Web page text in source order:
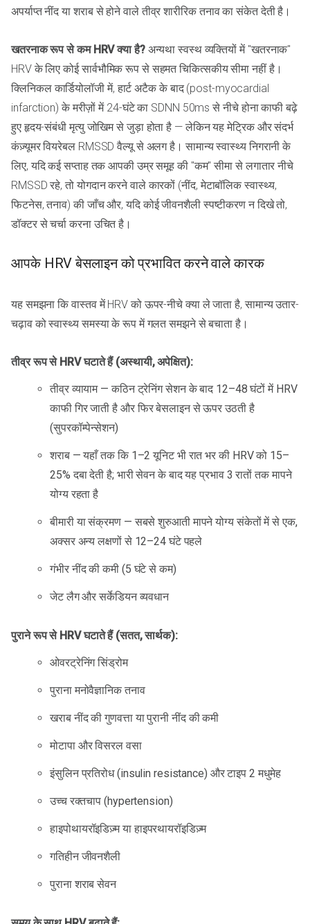
अपर्याप्त नींद या शराब से होने वाले तीव्र शारीरिक तनाव का संकेत देती है।
खतरनाक रूप से कम HRV क्या है?अन्यथा स्वस्थ व्यक्तियों में "खतरनाक"
HRV के लिए कोई सार्वभौमिक रूप से सहमत चिकित्सकीय सीमा नहीं है।
क्लिनिकल कार्डियोलॉजी में, हार्ट अटैक के बाद (post-myocardial
infarction) के मरीज़ों में 24-घंटे का SDNN 50ms से नीचे होना काफी बढ़े
हुए हृदय-संबंधी मृत्यु जोखिम से जुड़ा होता है — लेकिन यह मेट्रिक और संदर्भ
कंज़्यूमर वियरेबल RMSSD वैल्यू से अलग है। सामान्य स्वास्थ्य निगरानी के
लिए, यदि कई सप्ताह तक आपकी उम्र समूह की "कम" सीमा से लगातार नीचे
RMSSD रहे, तो योगदान करने वाले कारकों (नींद, मेटाबॉलिक स्वास्थ्य,
फिटनेस, तनाव) की जाँच और, यदि कोई जीवनशैली स्पष्टीकरण न दिखे तो,
डॉक्टर से चर्चा करना उचित है।
आपके HRV बेसलाइन को प्रभावित करने वाले कारक
यह समझना कि वास्तव में HRV को ऊपर-नीचे क्या ले जाता है, सामान्य उतार-
चढ़ाव को स्वास्थ्य समस्या के रूप में गलत समझने से बचाता है।
तीव्र रूप से HRV घटाते हैं (अस्थायी, अपेक्षित):
तीव्र व्यायाम — कठिन ट्रेनिंग सेशन के बाद 12–48 घंटों में HRV
काफी गिर जाती है और फिर बेसलाइन से ऊपर उठती है
(सुपरकॉम्पेन्सेशन)
शराब — यहाँ तक कि 1–2 यूनिट भी रात भर की HRV को 15–
25% दबा देती है; भारी सेवन के बाद यह प्रभाव 3 रातों तक मापने
योग्य रहता है
बीमारी या संक्रमण — सबसे शुरुआती मापने योग्य संकेतों में से एक,
अक्सर अन्य लक्षणों से 12–24 घंटे पहले
गंभीर नींद की कमी (5 घंटे से कम)
जेट लैग और सर्केडियन व्यवधान
पुराने रूप से HRV घटाते हैं (सतत, सार्थक):
ओवरट्रेनिंग सिंड्रोम
पुराना मनोवैज्ञानिक तनाव
खराब नींद की गुणवत्ता या पुरानी नींद की कमी
मोटापा और विसरल वसा
इंसुलिन प्रतिरोध (insulin resistance) और टाइप 2 मधुमेह
उच्च रक्तचाप (hypertension)
हाइपोथायरॉइडिज़्म या हाइपरथायरॉइडिज़्म
गतिहीन जीवनशैली
पुराना शराब सेवन